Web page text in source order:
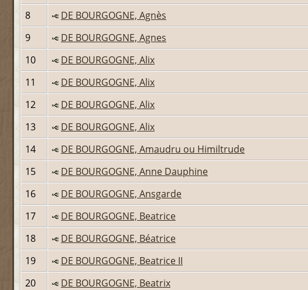
8
DE BOURGOGNE, Agnès
9
DE BOURGOGNE, Agnes
10
DE BOURGOGNE, Alix
11
DE BOURGOGNE, Alix
12
DE BOURGOGNE, Alix
13
DE BOURGOGNE, Alix
14
DE BOURGOGNE, Amaudru ou Himiltrude
15
DE BOURGOGNE, Anne Dauphine
16
DE BOURGOGNE, Ansgarde
17
DE BOURGOGNE, Beatrice
18
DE BOURGOGNE, Béatrice
19
DE BOURGOGNE, Beatrice II
20
DE BOURGOGNE, Beatrix